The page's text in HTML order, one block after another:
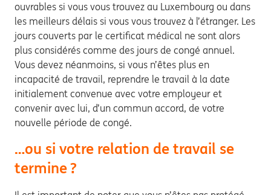
ouvrables si vous vous trouvez au Luxembourg ou dans
les meilleurs délais si vous vous trouvez à l’étranger. Les
jours couverts par le certificat médical ne sont alors
plus considérés comme des jours de congé annuel.
Vous devez néanmoins, si vous n’êtes plus en
incapacité de travail, reprendre le travail à la date
initialement convenue avec votre employeur et
convenir avec lui, d’un commun accord, de votre
nouvelle période de congé.
…ou si votre relation de travail se
termine ?